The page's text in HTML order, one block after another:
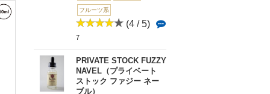
フルーツ系
(4 / 5)
7
PRIVATE STOCK FUZZY
NAVEL（プライベート
ストック ファジー ネー
ブル）